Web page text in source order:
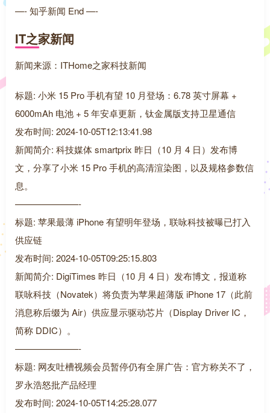
—- 知乎新闻 End —-
IT之家新闻
新闻来源：ITHome之家科技新闻
标题: 小米 15 Pro 手机有望 10 月登场：6.78 英寸屏幕 +
6000mAh 电池 + 5 年安卓更新，钛金属版支持卫星通信
发布时间: 2024-10-05T12:13:41.98
新闻简介: 科技媒体 smartprix 昨日（10 月 4 日）发布博
文，分享了小米 15 Pro 手机的高清渲染图，以及规格参数信
息。
———————-
标题: 苹果最薄 iPhone 有望明年登场，联咏科技被曝已打入
供应链
发布时间: 2024-10-05T09:25:15.803
新闻简介: DigiTimes 昨日（10 月 4 日）发布博文，报道称
联咏科技（Novatek）将负责为苹果超薄版 iPhone 17（此前
消息称后缀为 Air）供应显示驱动芯片（Display Driver IC，
简称 DDIC）。
———————-
标题: 网友吐槽视频会员暂停仍有全屏广告：官方称关不了，
罗永浩怒批产品经理
发布时间: 2024-10-05T14:25:28.077